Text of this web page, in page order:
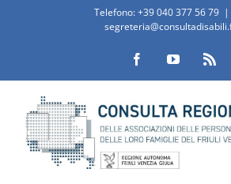
Telefono:+39 040 377 56 79 |
FacebookYouTubeRss